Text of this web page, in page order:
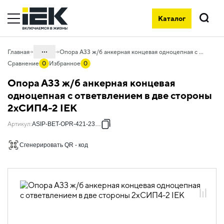
Каталог
Поиск
Главная ...
55.01 Типовые решения для
55.01.01.07 Анкерные концевые
Опора А33 ж/б анкерная концевая одноцепная с ответвлением в две стороны 2хСИП4-2 IEK
Сравнение 0 Избранное 0
Опора А33 ж/б анкерная концевая
одноцепная с ответвлением в две стороны
2хСИП4-2 IEK
Артикул:ASIP-BET-OPR-421-23-07
Сгенерировать QR - код